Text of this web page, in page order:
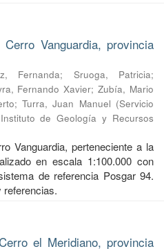
Vanguardia, provincia
Fernanda; Sruoga, Patricia;
Fernando Xavier;Zubía, Mario
; Turra, Juan Manuel (Servicio
de Geología y Recursos
Vanguardia, perteneciente a la
en escala 1:100.000 con
de referencia Posgar 94.
referencias.
el Meridiano, provincia